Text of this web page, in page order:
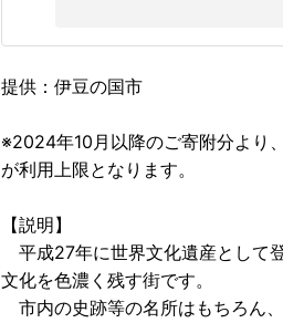
提供：伊豆の国市
※2024年10月以降のご寄附分より
が利用上限となります。
【説明】
平成27年に世界文化遺産として
文化を色濃く残す街です。
市内の史跡等の名所はもちろん